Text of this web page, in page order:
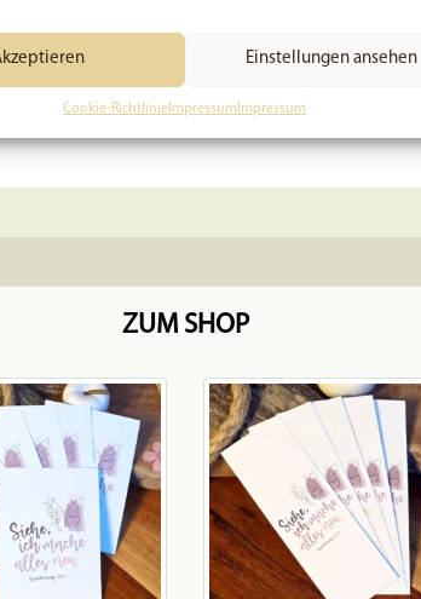
Einstellungen ansehen
Cookie-Richtlinie Impressum Impressum
Preis:7,49
ZUM SHOP